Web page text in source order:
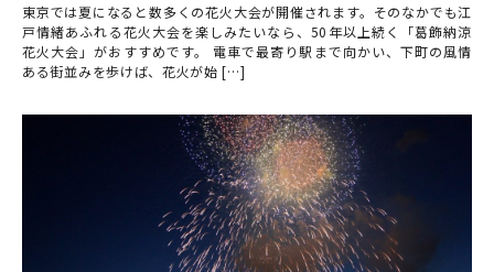
東京では夏になると数多くの花火大会が開催されます。そのなかでも江
戸情緒あふれる花火大会を楽しみたいなら、50年以上続く「葛飾納涼
花火大会」がおすすめです。 電車で最寄り駅まで向かい、下町の風情
ある街並みを歩けば、花火が始 […]